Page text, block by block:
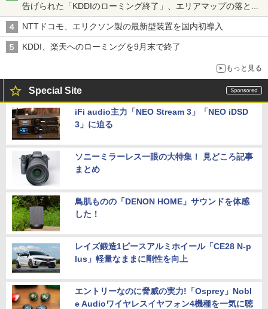
告げられた「KDDIのローミング終了」、エリアマップの落とし
穴と楽天モバイルの課題
NTTドコモ、エリクソン製の最新型装置を国内初導入
KDDI、楽天へのローミングを9月末で終了
もっと見る
Special Site
iFi audio主力「NEO Stream 3」「NEO iDSD
3」に迫る
ソニーミラーレス一眼の大特集！ 見どころ記事
まとめ
鳥肌ものの「DENON HOME」サウンドを体感
した！
レイズ鍛造1ピースアルミホイール「CE28 N-p
lus」軽量なままに剛性を向上
エントリーなのに脅威の実力!「Osprey」Nobl
e Audioワイヤレスイヤフォン4機種を一気に聴